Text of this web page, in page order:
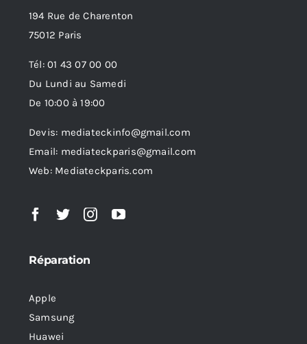
194 Rue de Charenton
75012 Paris
Tél: 01 43 07 00 00
Du Lundi au Samedi
De 10:00 à 19:00
Devis: mediateckinfo@gmail.com
Email: mediateckparis@gmail.com
Web: Mediateckparis.com
Réparation
Apple
Samsung
Huawei